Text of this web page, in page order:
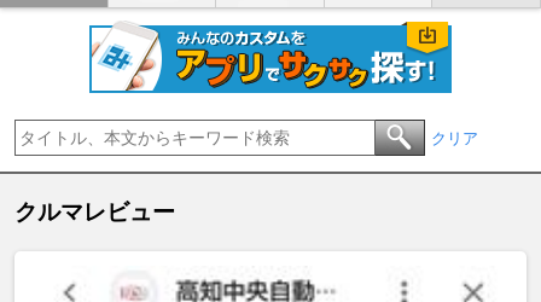
クリア
クルマレビュー